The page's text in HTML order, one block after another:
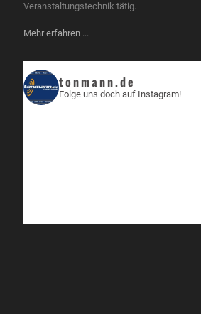
Veranstaltungstechnik tätig.
Mehr erfahren ...
tonmann.de
Folge uns doch auf Instagram!